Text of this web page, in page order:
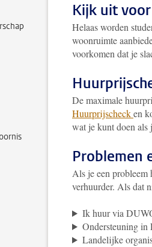
Kijk uit
Helaas worden
woonruimte
voorkomen dat je
De maximale
Huurprijschecken
wat je kunt doen als
Problemen
Als je een probleem
verhuurder. Als dat
Ik huur via
Ondersteuning in
Landelijke